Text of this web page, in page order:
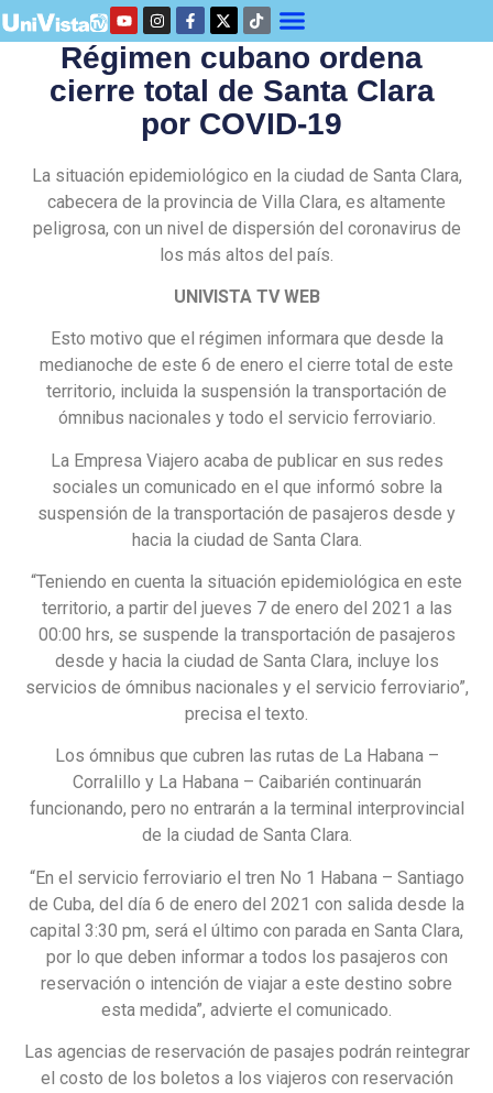
Régimen cubano ordena
cierre total de Santa Clara
por COVID-19
La situación epidemiológico en la ciudad de Santa Clara,
cabecera de la provincia de Villa Clara, es altamente
peligrosa, con un nivel de dispersión del coronavirus de
los más altos del país.
UNIVISTA TV WEB
Esto motivo que el régimen informara que desde la
medianoche de este 6 de enero el cierre total de este
territorio, incluida la suspensión la transportación de
ómnibus nacionales y todo el servicio ferroviario.
La Empresa Viajero acaba de publicar en sus redes
sociales un comunicado en el que informó sobre la
suspensión de la transportación de pasajeros desde y
hacia la ciudad de Santa Clara.
“Teniendo en cuenta la situación epidemiológica en este
territorio, a partir del jueves 7 de enero del 2021 a las
00:00 hrs, se suspende la transportación de pasajeros
desde y hacia la ciudad de Santa Clara, incluye los
servicios de ómnibus nacionales y el servicio ferroviario”,
precisa el texto.
Los ómnibus que cubren las rutas de La Habana –
Corralillo y La Habana – Caibarién continuarán
funcionando, pero no entrarán a la terminal interprovincial
de la ciudad de Santa Clara.
“En el servicio ferroviario el tren No 1 Habana – Santiago
de Cuba, del día 6 de enero del 2021 con salida desde la
capital 3:30 pm, será el último con parada en Santa Clara,
por lo que deben informar a todos los pasajeros con
reservación o intención de viajar a este destino sobre
esta medida”, advierte el comunicado.
Las agencias de reservación de pasajes podrán reintegrar
el costo de los boletos a los viajeros con reservación